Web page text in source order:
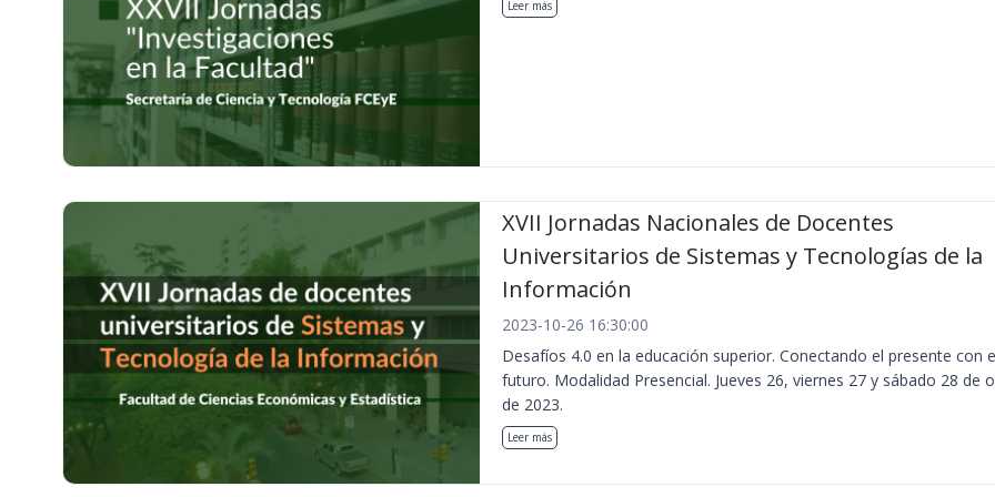
Leer más
XVII Jornadas Nacionales de Docentes
Universitarios de Sistemas y Tecnologías de la
Información
2023-10-26 16:30:00
Desafíos 4.0 en la educación superior. Conectando el presente con
futuro. Modalidad Presencial. Jueves 26, viernes 27 y sábado 28 de
de 2023.
Leer más